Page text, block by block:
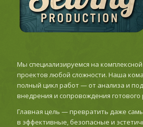
Мы специализируемся на
проектов любой сложности. Наша
полный цикл работ — от анализа и
внедрения и сопровождения
Главная цель — превратить даже
в эффективные, безопасные и